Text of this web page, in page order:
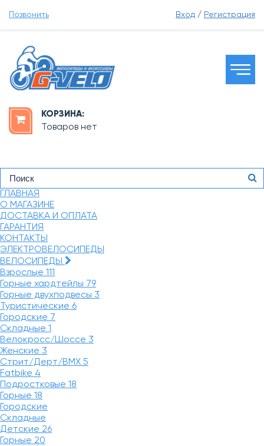
Позвонить Вход / Регистрация
КОРЗИНА:
Товаров нет
ГЛАВНАЯ
О МАГАЗИНЕ
ДОСТАВКА И ОПЛАТА
ГАРАНТИЯ
КОНТАКТЫ
ЭЛЕКТРОВЕЛОСИПЕДЫ
ВЕЛОСИПЕДЫ
Взрослые 111
Горные хардтейлы 79
Горные двухподвесы 3
Туристические 6
Городские 7
Складные 1
Велокросс/Шоссе 3
Женские 3
Стрит/Дерт/BMX 5
Fatbike 4
Подростковые 18
Горные 18
Городские
Складные
Детские 26
Горные 20